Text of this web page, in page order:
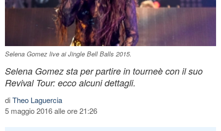
Selena Gomez live ai Jingle Bell Balls 2015.
Selena Gomez sta per partire in tourneè con il suo
Revival Tour: ecco alcuni dettagli.
diTheo Laguercia
5 maggio 2016 alle ore 21:26